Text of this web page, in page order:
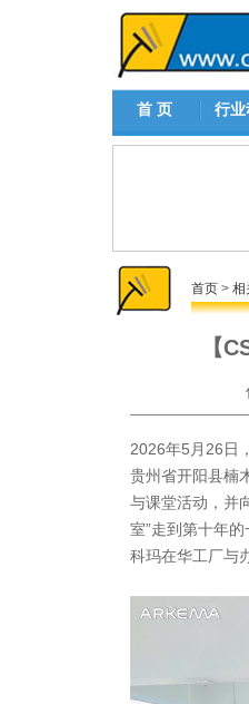
首 页 行业
首页 > 相
【
2026年5月26日
贵州省开阳县楠
与课堂活动，并
室”走到第十年
科玛在华工厂与